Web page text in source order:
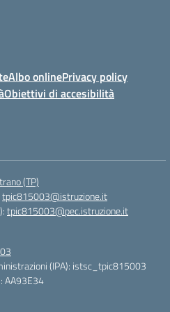
Albo onlinePrivacy policy
Obiettivi di accesibilità
(TP)
tpic815003@istruzione.it
tpic815003@pec.istruzione.it
(IPA): istsc_tpic815003
AA93E34